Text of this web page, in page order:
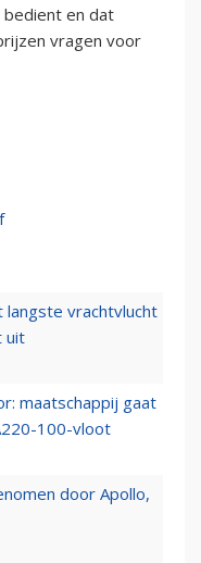
bedient en dat
vragen voor
langste vrachtvlucht
uit
maatschappij gaat
100-vloot
door Apollo,